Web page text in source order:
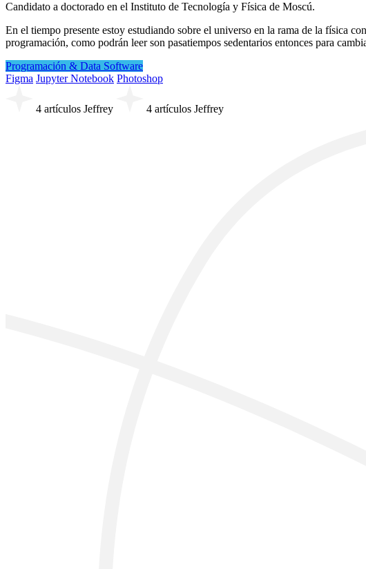
Candidato a doctorado en el Instituto de Tecnología y Física de Moscú.
En el tiempo presente estoy estudiando sobre el universo en la rama de la física
programación, como podrán leer son pasatiempos sedentarios entonces para
Programación & Data Software
Figma Jupyter Notebook Photoshop
4 artículos Jeffrey 4 artículos Jeffrey